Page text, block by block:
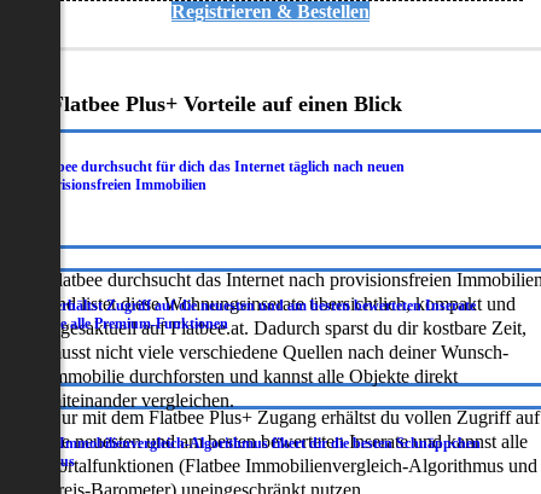
Registrieren & Bestellen
Flatbee Plus+ Vorteile auf einen Blick
Flatbee durchsucht für dich das Internet täglich nach neuen
provisionsfreien Immobilien
Flatbee durchsucht das Internet nach provisionsfreien
und listet diese Wohnungsinserate übersichtlich, kompakt und
tagesaktuell auf Flatbee.at. Dadurch sparst du dir kostbare Zeit,
musst nicht viele verschiedene Quellen nach deiner Wunsch-
Immobilie durchforsten und kannst alle Objekte direkt
miteinander vergleichen.
Du erhältst Zugriff auf die neuesten und am besten bewerteten Inserate
sowie alle Premium-Funktionen
Nur mit dem Flatbee Plus+ Zugang erhältst du vollen Zugriff auf
die neuesten und am besten bewerteten Inserate und kannst alle
Portalfunktionen (Flatbee Immobilienvergleich-Algorithmus und
Der Immobilienvergleich-Algorithmus filtert dir die besten Schnäppchen
heraus